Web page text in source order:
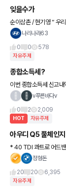
잊을수가
나리나라63
0
0 578
자유주제
종합소득세?
이번 종합소득세 신고
있는건지 아시는분 있나
v푸른바다v
0
2 2,009
HOT 자유주제
아우디 Q5 풀체인
* 40 TDI 콰트로 어드밴
7,570만원 * 40 TDI S라인 블
정형돈
20
20 6,395
자유주제